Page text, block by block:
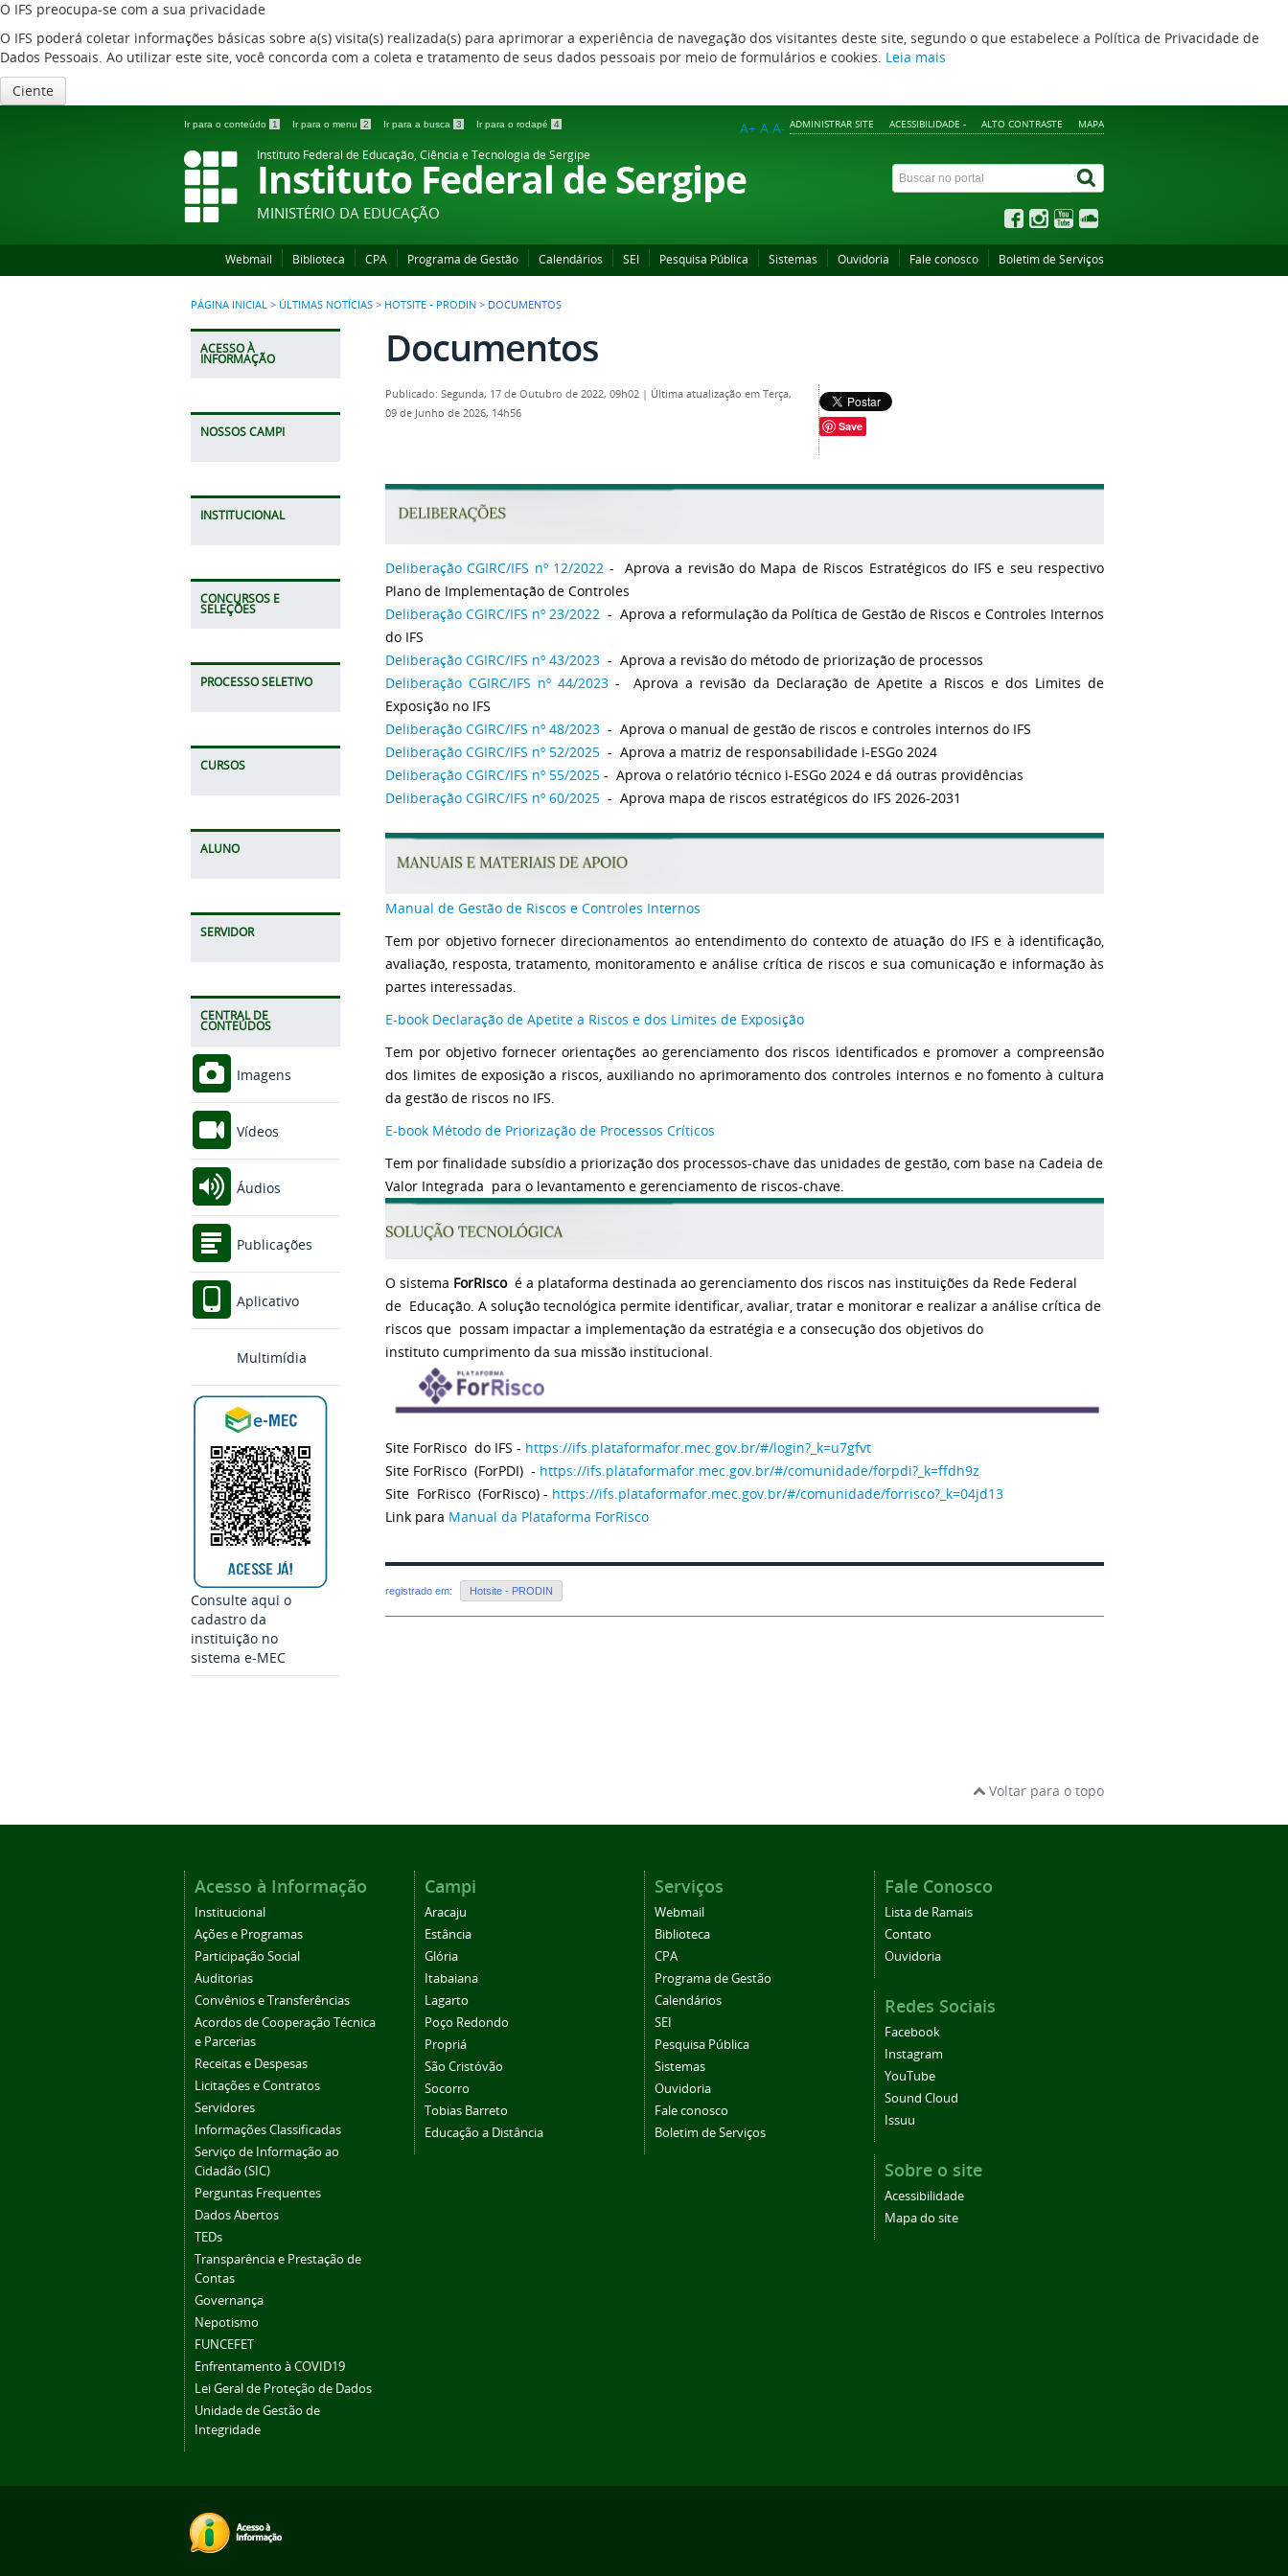
O IFS preocupa-se com a sua privacidade
O IFS poderá coletar informações básicas sobre a(s) visita(s) realizada(s) para aprimorar a experiência de navegação dos visitantes deste site, segundo o que estabelece a Política de Privacidade de
Dados Pessoais. Ao utilizar este site, você concorda com a coleta e tratamento de seus dados pessoais por meio de formulários e cookies. Leia mais
Ciente
Ir para o conteúdo 1 Ir para o menu 2 Ir para a busca 3 Ir para o rodapé 4 ADMINISTRAR SITE ACESSIBILIDADE - ALTO CONTRASTE MAPA
A+ A A-
Instituto Federal de Educação, Ciência e Tecnologia de Sergipe
Instituto Federal de Sergipe
MINISTÉRIO DA EDUCAÇÃO
Webmail Biblioteca CPA Programa de Gestão Calendários SEI Pesquisa Pública Sistemas Ouvidoria Fale conosco Boletim de Serviços
PÁGINA INICIAL > ÚLTIMAS NOTÍCIAS > HOTSITE - PRODIN > DOCUMENTOS
ACESSO À
INFORMAÇÃO
NOSSOS CAMPI
INSTITUCIONAL
CONCURSOS E
SELEÇÕES
PROCESSO SELETIVO
CURSOS
ALUNO
SERVIDOR
CENTRAL DE
CONTEÚDOS
Imagens
Vídeos
Áudios
Publicações
Aplicativo
Multimídia
Consulte aqui o
cadastro da
instituição no
sistema e-MEC
Documentos
Publicado: Segunda, 17 de Outubro de 2022, 09h02 | Última atualização em Terça,
09 de Junho de 2026, 14h56
Save
Deliberação CGIRC/IFS nº 12/2022 - Aprova a revisão do Mapa de Riscos Estratégicos do IFS e seu respectivo
Plano de Implementação de Controles
Deliberação CGIRC/IFS nº 23/2022 - Aprova a reformulação da Política de Gestão de Riscos e Controles Internos
do IFS
Deliberação CGIRC/IFS nº 43/2023 - Aprova a revisão do método de priorização de processos
Deliberação CGIRC/IFS nº 44/2023 - Aprova a revisão da Declaração de Apetite a Riscos e dos Limites de
Exposição no IFS
Deliberação CGIRC/IFS nº 48/2023 - Aprova o manual de gestão de riscos e controles internos do IFS
Deliberação CGIRC/IFS nº 52/2025 - Aprova a matriz de responsabilidade i-ESGo 2024
Deliberação CGIRC/IFS nº 55/2025 - Aprova o relatório técnico i-ESGo 2024 e dá outras providências
Deliberação CGIRC/IFS nº 60/2025 - Aprova mapa de riscos estratégicos do IFS 2026-2031
Manual de Gestão de Riscos e Controles Internos
Tem por objetivo fornecer direcionamentos ao entendimento do contexto de atuação do IFS e à identificação,
avaliação, resposta, tratamento, monitoramento e análise crítica de riscos e sua comunicação e informação às
partes interessadas.
E-book Declaração de Apetite a Riscos e dos Limites de Exposição
Tem por objetivo fornecer orientações ao gerenciamento dos riscos identificados e promover a compreensão
dos limites de exposição a riscos, auxiliando no aprimoramento dos controles internos e no fomento à cultura
da gestão de riscos no IFS.
E-book Método de Priorização de Processos Críticos
Tem por finalidade subsídio a priorização dos processos-chave das unidades de gestão, com base na Cadeia de
Valor Integrada para o levantamento e gerenciamento de riscos-chave.
O sistema ForRisco é a plataforma destinada ao gerenciamento dos riscos nas instituições da Rede Federal
de Educação. A solução tecnológica permite identificar, avaliar, tratar e monitorar e realizar a análise crítica de
riscos que possam impactar a implementação da estratégia e a consecução dos objetivos do
instituto cumprimento da sua missão institucional.
Site ForRisco do IFS - https://ifs.plataformafor.mec.gov.br/#/login?_k=u7gfvt
Site ForRisco (ForPDI) - https://ifs.plataformafor.mec.gov.br/#/comunidade/forpdi?_k=ffdh9z
Site ForRisco (ForRisco) - https://ifs.plataformafor.mec.gov.br/#/comunidade/forrisco?_k=04jd13
Link para Manual da Plataforma ForRisco
registrado em: Hotsite - PRODIN
Voltar para o topo
Acesso à Informação
Institucional
Ações e Programas
Participação Social
Auditorias
Convênios e Transferências
Acordos de Cooperação Técnica
e Parcerias
Receitas e Despesas
Licitações e Contratos
Servidores
Informações Classificadas
Serviço de Informação ao
Cidadão (SIC)
Perguntas Frequentes
Dados Abertos
TEDs
Transparência e Prestação de
Contas
Governança
Nepotismo
FUNCEFET
Enfrentamento à COVID19
Lei Geral de Proteção de Dados
Unidade de Gestão de
Integridade
Campi
Aracaju
Estância
Glória
Itabaiana
Lagarto
Poço Redondo
Propriá
São Cristóvão
Socorro
Tobias Barreto
Educação a Distância
Serviços
Webmail
Biblioteca
CPA
Programa de Gestão
Calendários
SEI
Pesquisa Pública
Sistemas
Ouvidoria
Fale conosco
Boletim de Serviços
Fale Conosco
Lista de Ramais
Contato
Ouvidoria
Redes Sociais
Facebook
Instagram
YouTube
Sound Cloud
Issuu
Sobre o site
Acessibilidade
Mapa do site